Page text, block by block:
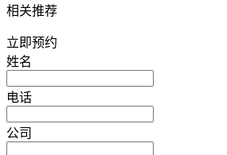
相关推荐
立即预约
姓名
电话
公司